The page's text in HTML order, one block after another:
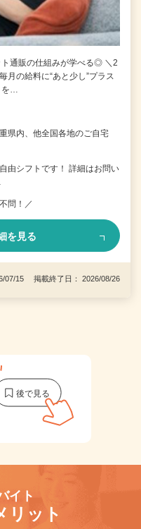
通販の仕組みが学べる◎ ＼2
月の給料に“あと少し”プラス
を…
県内、他全国各地のご自宅
由シフトです！ 詳細はお問い
問！／
を見る
07/15 掲載終了日： 2026/08/26
イト
リット